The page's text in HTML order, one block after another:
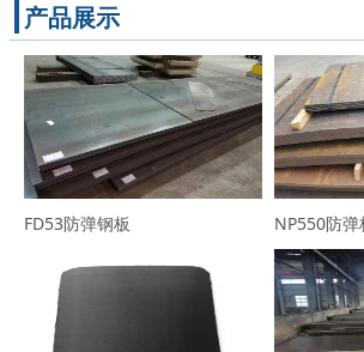
产品展示
FD53防弹钢板 NP550防弹